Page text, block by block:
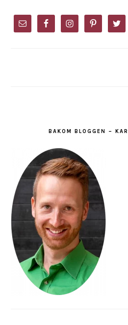
SIDEBAR
BAKOM BLOGGEN –